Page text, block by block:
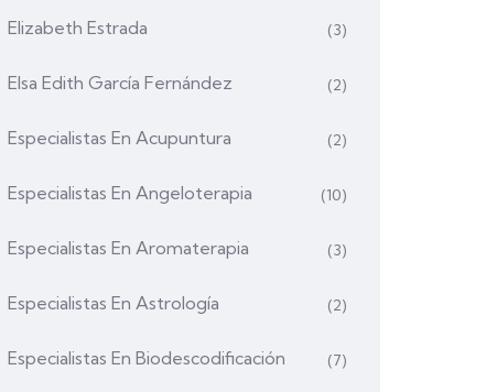
Elizabeth Estrada (3)
Elsa Edith García Fernández (2)
Especialistas En Acupuntura (2)
Especialistas En Angeloterapia (10)
Especialistas En Aromaterapia (3)
Especialistas En Astrología (2)
Especialistas En Biodescodificación (7)